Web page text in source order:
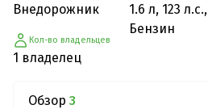
Внедорожник
Кол-во владельцев
1 владелец
1.6 л, 123 л.с.,
Бензин
Обзор 3